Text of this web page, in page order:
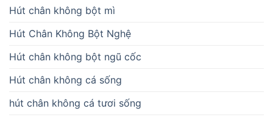
Hút chân không bột mì
Hút Chân Không Bột Nghệ
Hút chân không bột ngũ cốc
Hút chân không cá sống
hút chân không cá tươi sống